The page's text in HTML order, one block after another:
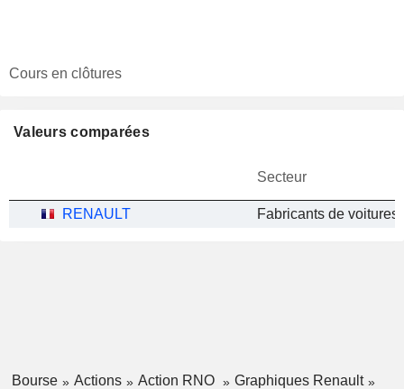
Cours en clôtures
Valeurs comparées
Secteur
RENAULT
Bourse Actions Action RNO
Graphiques Renault